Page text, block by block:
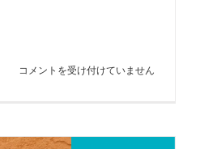
VOICE_vol34
コメントを受け付けていません